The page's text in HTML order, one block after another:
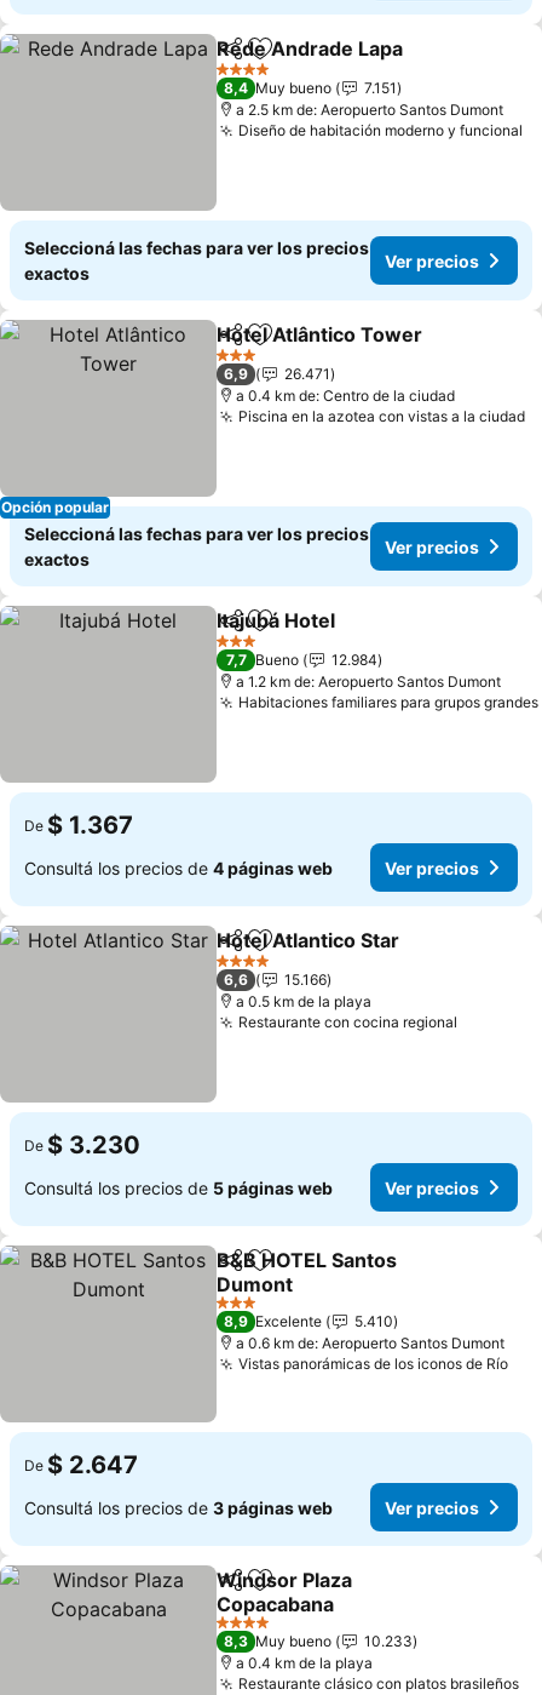
CompartirAñadir a favoritos
Rede Andrade Lapa
4 Estrellas
8,4 Muy bueno
7.151
a 2.5 km de: Aeropuerto Santos Dumont
Diseño de habitación moderno y funcional
Seleccioná las fechas para ver los precios
exactos
Ver precios
Opción popular
CompartirAñadir a favoritos
Hotel Atlântico Tower
3 Estrellas
6,9
26.471
a 0.4 km de: Centro de la ciudad
Piscina en la azotea con vistas a la ciudad
Seleccioná las fechas para ver los precios
exactos
Ver precios
CompartirAñadir a favoritos
Itajubá Hotel
3 Estrellas
7,7 Bueno
12.984
a 1.2 km de: Aeropuerto Santos Dumont
Habitaciones familiares para grupos grandes
De $ 1.367
Consultá los precios de 4 páginas web Ver precios
CompartirAñadir a favoritos
Hotel Atlantico Star
4 Estrellas
6,6
15.166
a 0.5 km de la playa
Restaurante con cocina regional
De $ 3.230
Consultá los precios de 5 páginas web Ver precios
CompartirAñadir a favoritos
B&B HOTEL Santos
Dumont
Ver precios
3 Estrellas
8,9 Excelente
5.410
a 0.6 km de: Aeropuerto Santos Dumont
Vistas panorámicas de los iconos de Río
De $ 2.647
Consultá los precios de 3 páginas web Ver precios
CompartirAñadir a favoritos
Windsor Plaza
Copacabana
Ver precios
4 Estrellas
8,3 Muy bueno
10.233
a 0.4 km de la playa
Restaurante clásico con platos brasileños